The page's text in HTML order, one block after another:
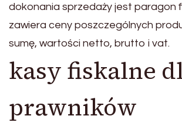
dokonania sprzedaży jest paragon
zawiera ceny poszczególnych
sumę, wartości netto, brutto i vat.
kasy fiskalne
prawników